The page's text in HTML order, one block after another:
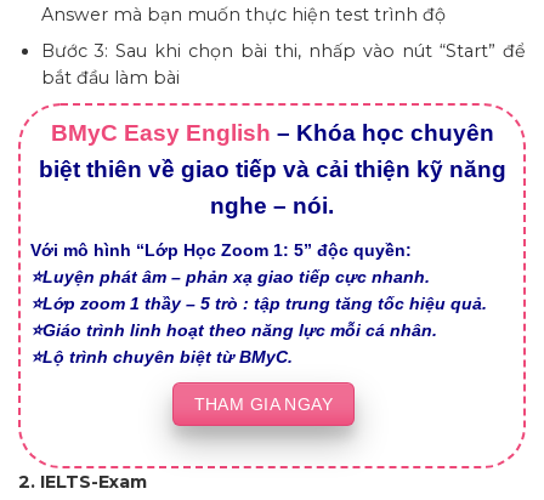
Answer mà bạn muốn thực hiện test trình độ
Bước 3: Sau khi chọn bài thi, nhấp vào nút “Start” để
bắt đầu làm bài
BMyC Easy English – Khóa học chuyên
biệt thiên về giao tiếp và cải thiện kỹ năng
nghe – nói.
Với mô hình “Lớp Học Zoom 1: 5” độc quyền:
⭐Luyện phát âm – phản xạ giao tiếp cực nhanh.
⭐Lớp zoom 1 thầy – 5 trò : tập trung tăng tốc hiệu quả.
⭐Giáo trình linh hoạt theo năng lực mỗi cá nhân.
⭐Lộ trình chuyên biệt từ BMyC.
THAM GIA NGAY
2. IELTS-Exam